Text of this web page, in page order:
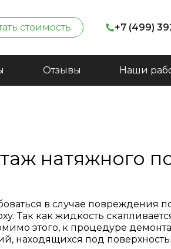
стоимость +7 (499)
Отзывы Наши
натяжного
в случае повреждения
как жидкость
этого, к процедуре
под